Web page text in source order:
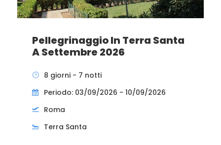
Pellegrinaggio In Terra Santa
A Settembre 2026
8 giorni - 7 notti
Periodo: 03/09/2026 - 10/09/2026
Roma
Terra Santa